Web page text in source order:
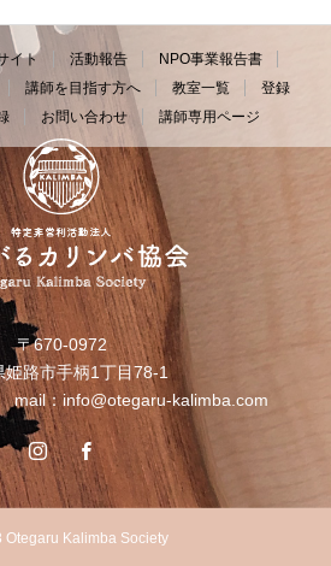
〒670-0972
姫路市手柄1丁目78-1
mail： info@otegaru-kalimba.com
イト 活動報告
NPO事業報告書
講師を目指す方へ 教室一覧
登録
お問い合わせ 講師専用ページ
Otegaru Kalimba Society